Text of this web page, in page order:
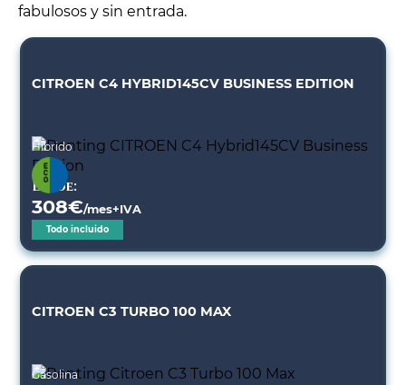
fabulosos y sin entrada.
CITROEN C4 HYBRID145CV BUSINESS EDITION
Híbrido
Desde:
308€/mes+IVA
Todo incluido
CITROEN C3 TURBO 100 MAX
Gasolina